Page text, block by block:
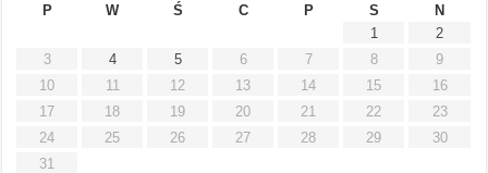
P
W Ś C P S
N
1
2
3
4 5 6 7 8
9
10
11 12 13 14 15
16
17
18 19 20 21 22
23
24
25 26 27 28 29
30
31